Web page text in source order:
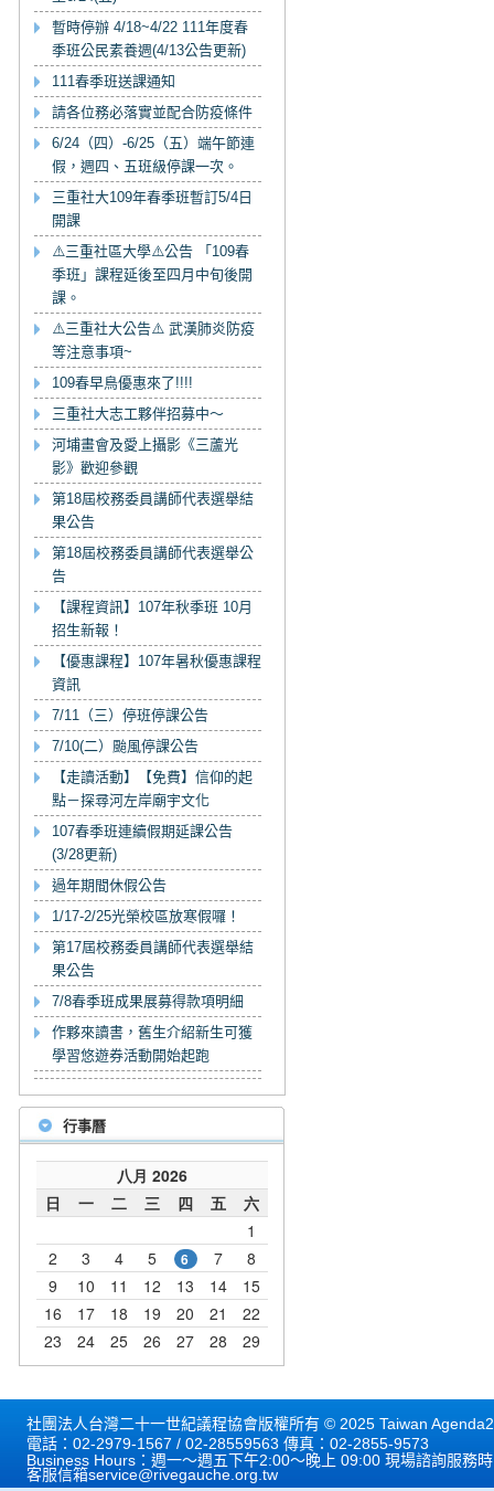
暫時停辦 4/18~4/22 111年度春
季班公民素養週(4/13公告更新)
111春季班送課通知
請各位務必落實並配合防疫條件
6/24（四）-6/25（五）端午節連
假，週四、五班級停課一次。
三重社大109年春季班暫訂5/4日
開課
⚠️三重社區大學⚠️公告 「109春
季班」課程延後至四月中旬後開
課。
⚠️三重社大公告⚠️ 武漢肺炎防疫
等注意事項~
109春早鳥優惠來了!!!!
三重社大志工夥伴招募中～
河埔畫會及愛上攝影《三蘆光
影》歡迎參觀
第18屆校務委員講師代表選舉結
果公告
第18屆校務委員講師代表選舉公
告
【課程資訊】107年秋季班 10月
招生新報！
【優惠課程】107年暑秋優惠課程
資訊
7/11（三）停班停課公告
7/10(二）颱風停課公告
【走讀活動】【免費】信仰的起
點－探尋河左岸廟宇文化
107春季班連續假期延課公告
(3/28更新)
過年期間休假公告
1/17-2/25光榮校區放寒假囉！
第17屆校務委員講師代表選舉結
果公告
7/8春季班成果展募得款項明細
作夥來讀書，舊生介紹新生可獲
學習悠遊券活動開始起跑
行事曆
社團法人台灣二十一世紀議程協會版權所有 © 2025 Taiwan
電話：02-2979-1567 / 02-28559563 傳真：02-2855-9573
Business Hours：週一～週五下午2:00～晚上 09:00 現場諮詢服務
客服信箱service@rivegauche.org.tw